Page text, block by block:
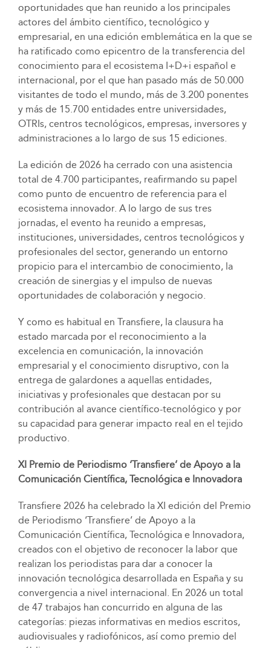
oportunidades que han reunido a los principales
actores del ámbito científico, tecnológico y
empresarial, en una edición emblemática en la que se
ha ratificado como epicentro de la transferencia del
conocimiento para el ecosistema I+D+i español e
internacional, por el que han pasado más de 50.000
visitantes de todo el mundo, más de 3.200 ponentes
y más de 15.700 entidades entre universidades,
OTRIs, centros tecnológicos, empresas, inversores y
administraciones a lo largo de sus 15 ediciones.
La edición de 2026 ha cerrado con una asistencia
total de 4.700 participantes, reafirmando su papel
como punto de encuentro de referencia para el
ecosistema innovador. A lo largo de sus tres
jornadas, el evento ha reunido a empresas,
instituciones, universidades, centros tecnológicos y
profesionales del sector, generando un entorno
propicio para el intercambio de conocimiento, la
creación de sinergias y el impulso de nuevas
oportunidades de colaboración y negocio.
Y como es habitual en Transfiere, la clausura ha
estado marcada por el reconocimiento a la
excelencia en comunicación, la innovación
empresarial y el conocimiento disruptivo, con la
entrega de galardones a aquellas entidades,
iniciativas y profesionales que destacan por su
contribución al avance científico-tecnológico y por
su capacidad para generar impacto real en el tejido
productivo.
XI Premio de Periodismo ‘Transfiere’ de Apoyo a la
Comunicación Científica, Tecnológica e Innovadora
Transfiere 2026 ha celebrado la XI edición del Premio
de Periodismo ‘Transfiere’ de Apoyo a la
Comunicación Científica, Tecnológica e Innovadora,
creados con el objetivo de reconocer la labor que
realizan los periodistas para dar a conocer la
innovación tecnológica desarrollada en España y su
convergencia a nivel internacional. En 2026 un total
de 47 trabajos han concurrido en alguna de las
categorías: piezas informativas en medios escritos,
audiovisuales y radiofónicos, así como premio del